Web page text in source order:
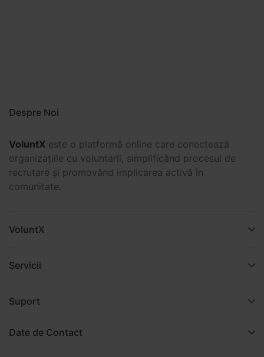
Despre Noi
VoluntX este o platformă online care conectează
organizațiile cu voluntarii, simplificând procesul de
recrutare și promovând implicarea activă în
comunitate.
VoluntX
Servicii
Suport
Date de Contact